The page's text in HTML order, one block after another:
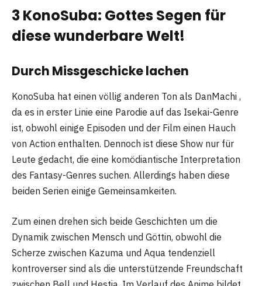
3 KonoSuba: Gottes Segen für
diese wunderbare Welt!
Durch Missgeschicke lachen
KonoSuba hat einen völlig anderen Ton als DanMachi ,
da es in erster Linie eine Parodie auf das Isekai-Genre
ist, obwohl einige Episoden und der Film einen Hauch
von Action enthalten. Dennoch ist diese Show nur für
Leute gedacht, die eine komödiantische Interpretation
des Fantasy-Genres suchen. Allerdings haben diese
beiden Serien einige Gemeinsamkeiten.
Zum einen drehen sich beide Geschichten um die
Dynamik zwischen Mensch und Göttin, obwohl die
Scherze zwischen Kazuma und Aqua tendenziell
kontroverser sind als die unterstützende Freundschaft